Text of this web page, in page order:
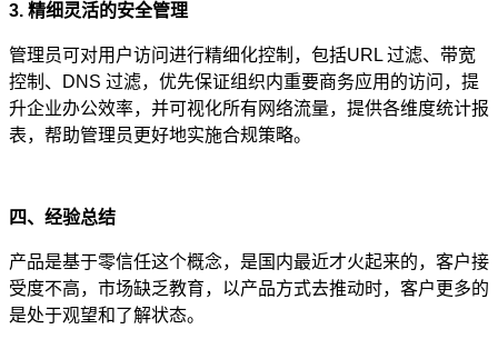
3. 精细灵活的安全管理
管理员可对用户访问进行精细化控制，包括URL 过滤、带宽
控制、DNS 过滤，优先保证组织内重要商务应用的访问，提
升企业办公效率，并可视化所有网络流量，提供各维度统计报
表，帮助管理员更好地实施合规策略。
四、经验总结
产品是基于零信任这个概念，是国内最近才火起来的，客户接
受度不高，市场缺乏教育，以产品方式去推动时，客户更多的
是处于观望和了解状态。